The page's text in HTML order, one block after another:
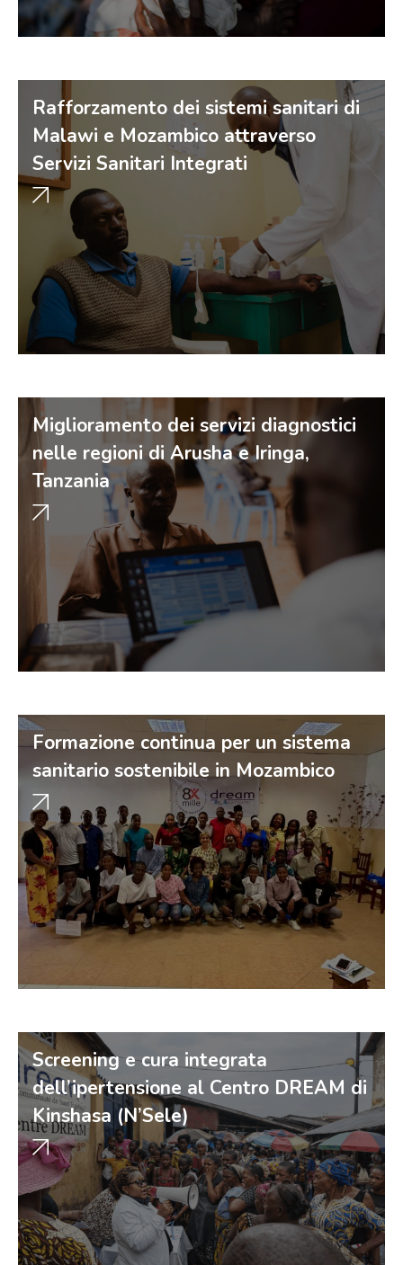
Rafforzamento dei sistemi sanitari di
Malawi e Mozambico attraverso
Servizi Sanitari Integrati
Miglioramento dei servizi diagnostici
nelle regioni di Arusha e Iringa,
Tanzania
Formazione continua per un sistema
sanitario sostenibile in Mozambico
Screening e cura integrata
dell’ipertensione al Centro DREAM di
Kinshasa (N’Sele)